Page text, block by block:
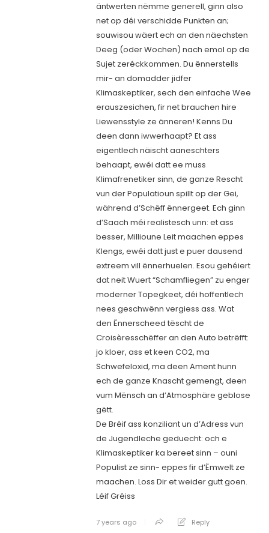
äntwerten nëmme generell, ginn also
net op déi verschidde Punkten an;
souwisou wäert ech an den näechsten
Deeg (oder Wochen) nach emol op de
Sujet zeréckkommen. Du ënnerstells
mir- an domadder jidfer
Klimaskeptiker, sech den einfache Wee
erauszesichen, fir net brauchen hire
Liewensstyle ze änneren! Kenns Du
deen dann iwwerhaapt? Et ass
eigentlech näischt aaneschters
behaapt, ewéi datt ee muss
Klimafrenetiker sinn, de ganze Rescht
vun der Populatioun spillt op der Gei,
während d’Schëff ënnergeet. Ech ginn
d’Saach méi realistesch unn: et ass
besser, Millioune Leit maachen eppes
Klengs, ewéi datt just e puer dausend
extreem vill ënnerhuelen. Esou gehéiert
dat neit Wuert “Schamfliegen” zu enger
moderner Topegkeet, déi hoffentlech
nees geschwënn vergiess ass. Wat
den Ënnerscheed tëscht de
Croisèresschëffer an den Auto betrëfft:
jo kloer, ass et keen CO2, ma
Schwefeloxid, ma deen Ament hunn
ech de ganze Knascht gemengt, deen
vum Mënsch an d’Atmosphäre geblose
gëtt.
De Bréif ass konziliant un d’Adress vun
de Jugendleche geduecht: och e
Klimaskeptiker ka bereet sinn – ouni
Populist ze sinn- eppes fir d’Ëmwelt ze
maachen. Loss Dir et weider gutt goen.
Léif Gréiss
7 years ago Reply